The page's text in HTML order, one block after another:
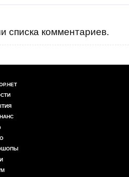
списка комментариев.